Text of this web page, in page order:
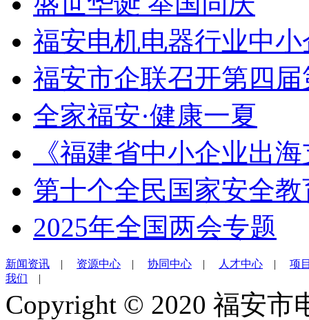
福安电机电器行业中
福安市企联召开第四
全家福安·健康一夏
《福建省中小企业出
第十个全民国家安全教
2025年全国两会专题
新闻资讯 | 资源中心 | 协同中心 | 人才中心 | 项
我们 |
Copyright © 2020 福安